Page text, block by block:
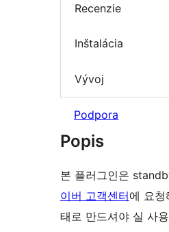
Recenzie
Inštalácia
Vývoj
Podpora
Popis
본 플러그인은
이버 고객센터에 요
태로 만드셔야 실 사